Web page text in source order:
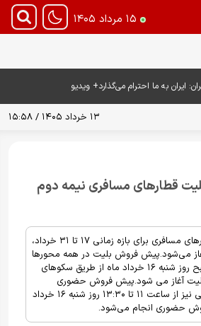
۱۵ مرداد ۱۴۰۵
ایران به ما احترام می‌گذارد+ ویدیو
۱۳ خرداد ۱۴۰۵ / ۱۵:۵۸
قطارهای مسافری نیمه دوم
پیش فروش بلیت‌ قطارهای مسافری برای بازه زمانی ۱۷ تا ۳۱ خرداد،
۱۶ خرداد آغاز می‌شود.پیش فروش بلیت در همه محورها
از ساعت ۸:۳۰ تا ۱۱ صبح روز شنبه ۱۶ خرداد ماه از طریق سکوهای
آغاز می شود.پیش فروش حضوری
بلیت‌های این بازه زمانی نیز از ساعت ۱۱ تا ۱۳:۳۰ روز شنبه ۱۶ خرداد
حضوری انجام می‌شود.